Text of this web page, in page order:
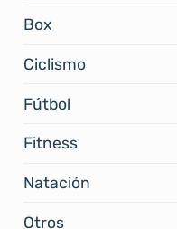
Box
Ciclismo
Fútbol
Fitness
Natación
Otros